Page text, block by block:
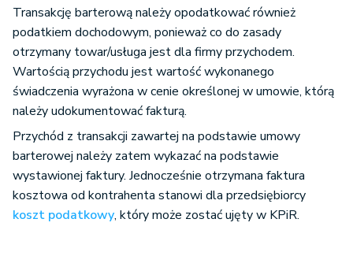
Transakcję barterową należy opodatkować również
podatkiem dochodowym, ponieważ co do zasady
otrzymany towar/usługa jest dla firmy przychodem.
Wartością przychodu jest wartość wykonanego
świadczenia wyrażona w cenie określonej w umowie, którą
należy udokumentować fakturą.
Przychód z transakcji zawartej na podstawie umowy
barterowej należy zatem wykazać na podstawie
wystawionej faktury. Jednocześnie otrzymana faktura
kosztowa od kontrahenta stanowi dla przedsiębiorcy
koszt podatkowy, który może zostać ujęty w KPiR.